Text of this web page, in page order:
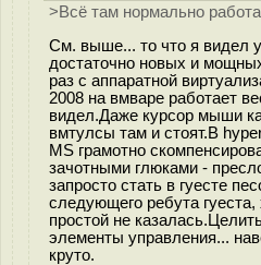
>Всё там нормально
См. выше... то что я видел
достаточно новых и
раз с аппаратной
2008 на вмваре работает
видел.Даже курсор мыши
вмтулсы там и стоят.В
MS грамотно
зачотными глюками -
запросто стать в гуесте
следующего ребута
простой не
элементы управления...
круто.